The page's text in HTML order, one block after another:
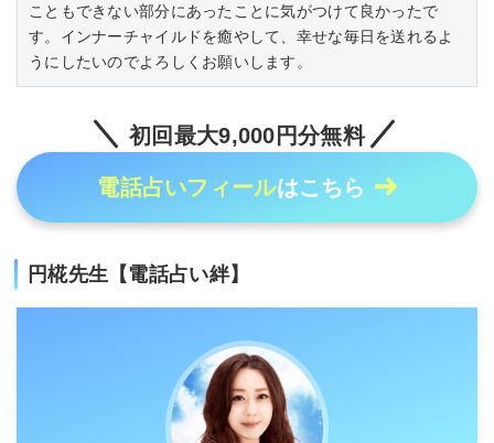
こともできない部分にあったことに気がつけて良かったで
す。インナーチャイルドを癒やして、幸せな毎日を送れるよ
うにしたいのでよろしくお願いします。
初回最大9,000円分無料
電話占いフィールはこちら
円椛先生【電話占い絆】